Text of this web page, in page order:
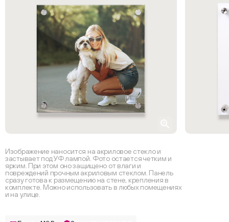
Изображение наносится на акриловое стекло и
застывает под УФ лампой. Фото остается четким и
ярким. При этом оно защищено от влаги и
повреждений прочным акриловым стеклом. Панель
сразу готова к размещению на стене, крепления в
комплекте. Можно использовать в любых помещениях
и на улице.